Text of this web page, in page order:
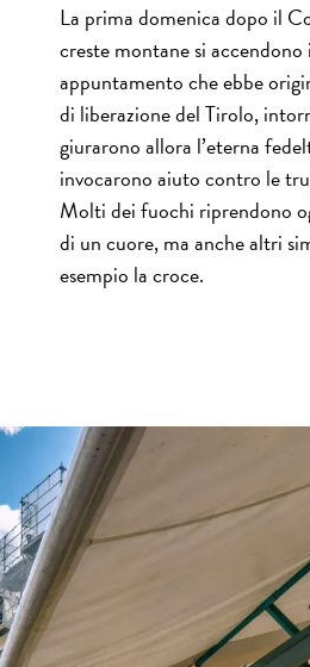
La prima domenica dopo il
creste montane si
appuntamento che ebbe
di liberazione del Tirolo,
giurarono allora l’eterna
invocarono aiuto contro le
Molti dei fuochi riprendono
di un cuore, ma anche altri
esempio la croce.